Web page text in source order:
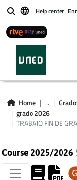
BuscarHelp center
Home ...
grado 2026
TRABAJO FIN DE
Course 2025/2026